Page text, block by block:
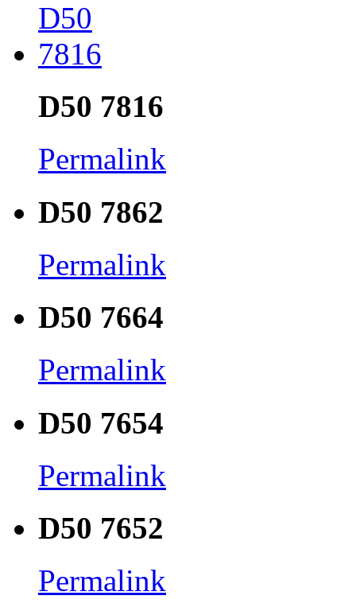
D50 7816
Permalink
D50 7862
Permalink
D50 7664
Permalink
D50 7654
Permalink
D50 7652
Permalink